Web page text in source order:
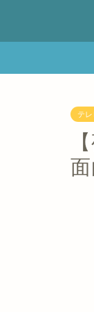
テレ